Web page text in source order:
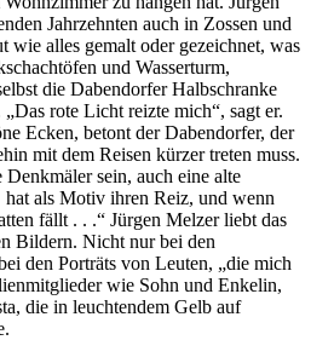
Jahrzehnten auch in Zossen und
wie alles gemalt oder gezeichnet, was
und Wasserturm,
die Dabendorfer Halbschranke
rote Licht reizte mich“, sagt er.
Ecken, betont der Dabendorfer, der
mit dem Reisen kürzer treten muss.
sein, auch eine alte
als Motiv ihren Reiz, und wenn
fällt . . .“ Jürgen Melzer liebt das
Bildern. Nicht nur bei den
den Porträts von Leuten, „die mich
wie Sohn und Enkelin,
die in leuchtendem Gelb auf